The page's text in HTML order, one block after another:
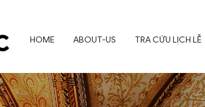
HOME ABOUT-US TRA CỨU LỊCH LỄ